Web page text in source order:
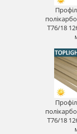
T76/18
T76/18